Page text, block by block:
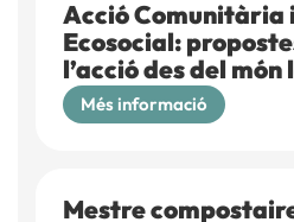
Acció Comunitària
Ecosocial:
l’acció des del món
Més informació
Mestre